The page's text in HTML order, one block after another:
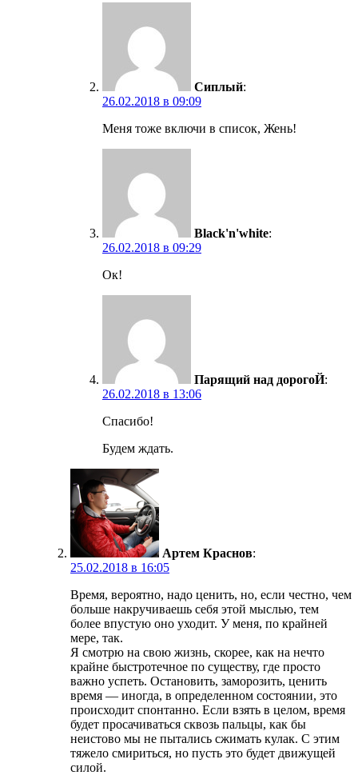
Сиплый:
26.02.2018 в 09:09
Меня тоже включи в список, Жень!
Black'n'white:
26.02.2018 в 09:29
Ок!
Парящий над дорогоЙ:
26.02.2018 в 13:06
Спасибо!
Будем ждать.
Артем Краснов:
25.02.2018 в 16:05
Время, вероятно, надо ценить, но, если честно, чем
больше накручиваешь себя этой мыслью, тем
более впустую оно уходит. У меня, по крайней
мере, так.
Я смотрю на свою жизнь, скорее, как на нечто
крайне быстротечное по существу, где просто
важно успеть. Остановить, заморозить, ценить
время — иногда, в определенном состоянии, это
происходит спонтанно. Если взять в целом, время
будет просачиваться сквозь пальцы, как бы
неистово мы не пытались сжимать кулак. С этим
тяжело смириться, но пусть это будет движущей
силой.